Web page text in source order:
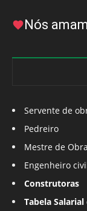
Nós
Servente de
Pedreiro
Mestre de
Engenheiro
Construtoras
Tabela